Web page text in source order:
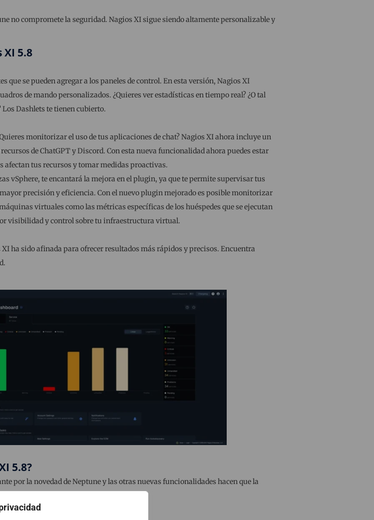
no compromete la seguridad. Nagios XI sigue siendo altamente personalizable y
XI 5.8
que se pueden agregar a los paneles de control. En esta versión, Nagios XI
de mando personalizados. ¿Quieres ver estadísticas en tiempo real? ¿O tal
Dashlets te tienen cubierto.
monitorizar el uso de tus aplicaciones de chat? Nagios XI ahora incluye un
de ChatGPT y Discord. Con esta nueva funcionalidad ahora puedes estar
afectan tus recursos y tomar medidas proactivas.
vSphere, te encantará la mejora en el plugin, ya que te permite supervisar tus
precisión y eficiencia. Con el nuevo plugin mejorado es posible monitorizar
virtuales como las métricas específicas de los huéspedes que se ejecutan
visibilidad y control sobre tu infraestructura virtual.
ha sido afinada para ofrecer resultados más rápidos y precisos. Encuentra
5.8?
por la novedad de Neptune y las otras nuevas funcionalidades hacen que la
Te recomendamos que la pruebes.
pasos: